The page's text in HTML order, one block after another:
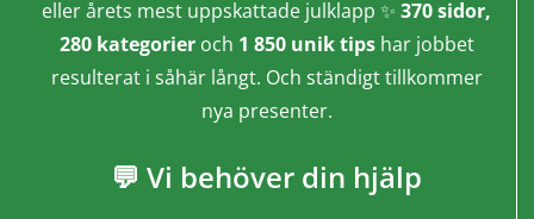
eller årets mest uppskattade julklapp ✨ 370 sidor,
280 kategorieroch 1 850 unik tipshar jobbet
resulterat i såhär långt. Och ständigt tillkommer
nya presenter.
💬 Vi behöver din hjälp